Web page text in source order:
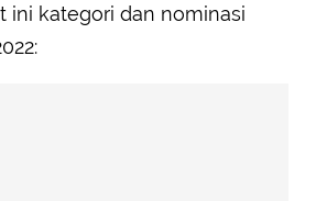
ini kategori dan nominasi